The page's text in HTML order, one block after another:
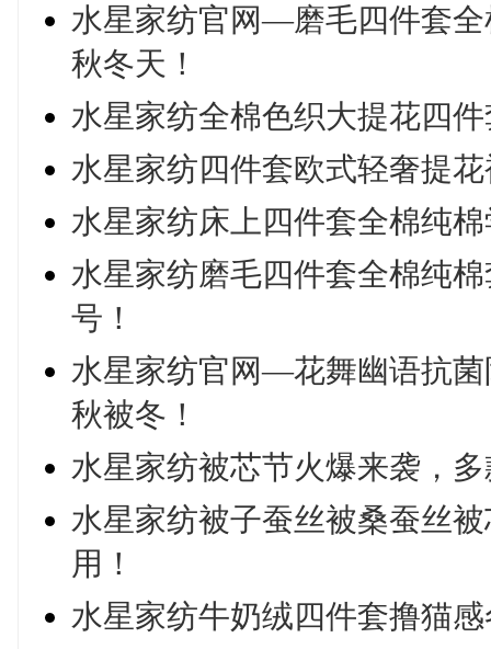
水星家纺官网—磨毛四件套
秋冬天！
水星家纺全棉色织大提花四
水星家纺四件套欧式轻奢提
水星家纺床上四件套全棉纯
水星家纺磨毛四件套全棉纯
号！
水星家纺官网—花舞幽语抗
秋被冬！
水星家纺被芯节火爆来袭，
水星家纺被子蚕丝被桑蚕丝
用！
水星家纺牛奶绒四件套撸猫